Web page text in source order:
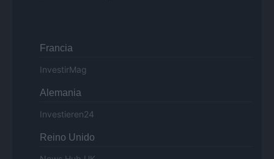
Francia
InvestirMag
Alemania
Investieren24
Reino Unido